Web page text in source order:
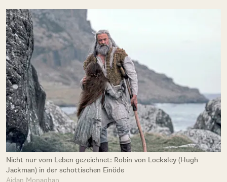
Nicht nur vom Leben gezeichnet: Robin von Locksley (Hugh
Jackman) in der schottischen Einöde
Aidan Monaghan